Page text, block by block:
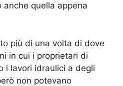
quella appena
più di una volta di dove
in cui i proprietari di
i lavori idraulici a degli
non potevano